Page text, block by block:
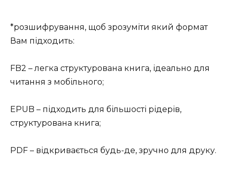
*розшифрування, щоб зрозуміти який формат
Вам підходить:
FB2 – легка структурована книга, ідеально для
читання з мобільного;
EPUB – підходить для більшості рідерів,
структурована книга;
PDF – відкривається будь-де, зручно для друку.